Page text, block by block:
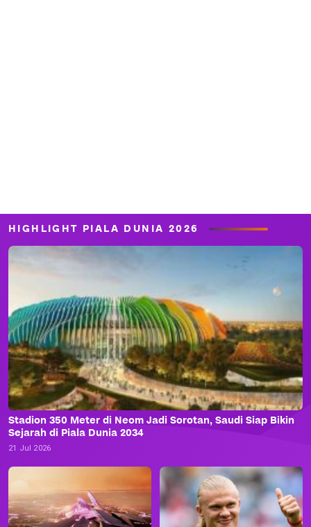
HIGHLIGHT PIALA DUNIA 2026
Stadion 350 Meter di Neom Jadi Sorotan, Saudi Siap Bikin
Sejarah di Piala Dunia 2034
21 Jul 2026